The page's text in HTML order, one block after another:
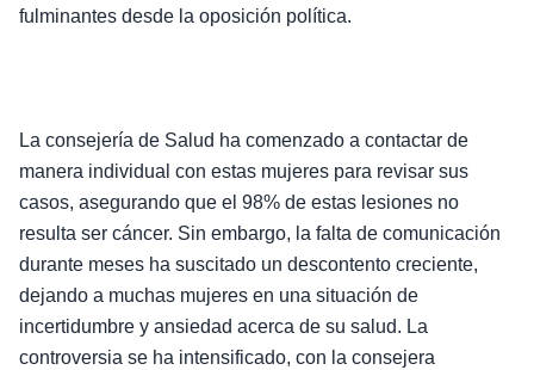
fulminantes desde la oposición política.
La consejería de Salud ha comenzado a contactar de
manera individual con estas mujeres para revisar sus
casos, asegurando que el 98% de estas lesiones no
resulta ser cáncer. Sin embargo, la falta de comunicación
durante meses ha suscitado un descontento creciente,
dejando a muchas mujeres en una situación de
incertidumbre y ansiedad acerca de su salud. La
controversia se ha intensificado, con la consejera